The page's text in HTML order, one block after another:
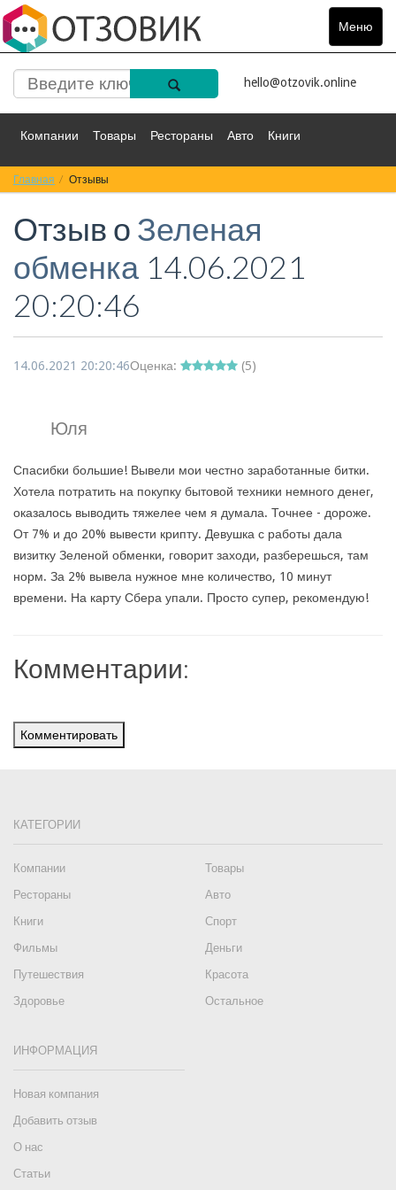
Меню
Toggle
hello@otzovik.online
Компании Товары Рестораны Авто Книги
Спорт Фильмы
Красота Здоровье Остальное
Главная Отзывы
Отзыв о Зеленая
обменка 14.06.2021
20:20:46
14.06.2021 20:20:46Оценка: (5)
Юля
Спасибки большие! Вывели мои честно заработанные битки.
Хотела потратить на покупку бытовой техники немного денег,
оказалось выводить тяжелее чем я думала. Точнее - дороже.
От 7% и до 20% вывести крипту. Девушка с работы дала
визитку Зеленой обменки, говорит заходи, разберешься, там
норм. За 2% вывела нужное мне количество, 10 минут
времени. На карту Сбера упали. Просто супер, рекомендую!
Комментарии:
Комментировать
КАТЕГОРИИ
Компании
Товары
Рестораны
Авто
Книги
Спорт
Фильмы
Деньги
Путешествия
Красота
Здоровье
Остальное
ИНФОРМАЦИЯ
Новая компания
Добавить отзыв
О нас
Статьи